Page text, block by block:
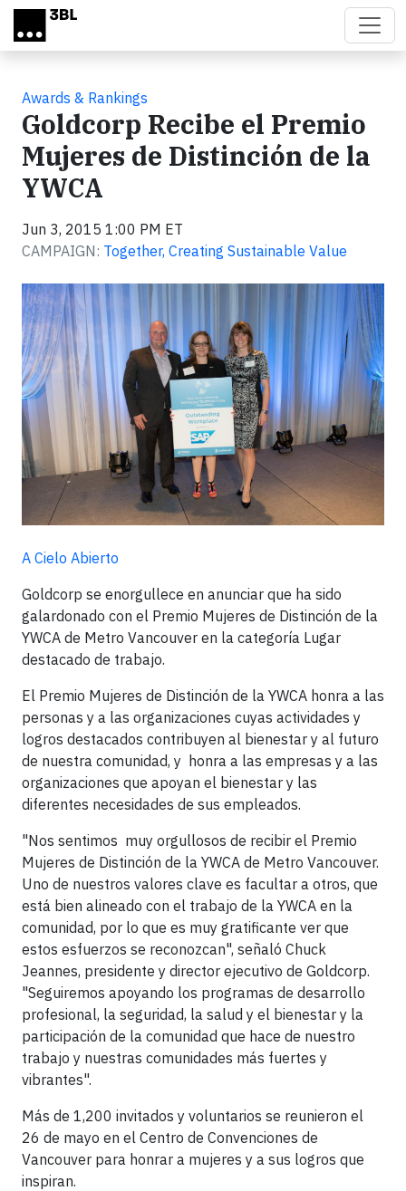
Skip to main content
Awards & Rankings
Goldcorp Recibe el Premio
Mujeres de Distinción de la
YWCA
Jun 3, 2015 1:00 PM ET
CAMPAIGN: Together, Creating Sustainable Value
A Cielo Abierto
Goldcorp se enorgullece en anunciar que ha sido
galardonado con el Premio Mujeres de Distinción de la
YWCA de Metro Vancouver en la categoría Lugar
destacado de trabajo.
El Premio Mujeres de Distinción de la YWCA honra a las
personas y a las organizaciones cuyas actividades y
logros destacados contribuyen al bienestar y al futuro
de nuestra comunidad, y honra a las empresas y a las
organizaciones que apoyan el bienestar y las
diferentes necesidades de sus empleados.
"Nos sentimos muy orgullosos de recibir el Premio
Mujeres de Distinción de la YWCA de Metro Vancouver.
Uno de nuestros valores clave es facultar a otros, que
está bien alineado con el trabajo de la YWCA en la
comunidad, por lo que es muy gratificante ver que
estos esfuerzos se reconozcan", señaló Chuck
Jeannes, presidente y director ejecutivo de Goldcorp.
"Seguiremos apoyando los programas de desarrollo
profesional, la seguridad, la salud y el bienestar y la
participación de la comunidad que hace de nuestro
trabajo y nuestras comunidades más fuertes y
vibrantes".
Más de 1,200 invitados y voluntarios se reunieron el
26 de mayo en el Centro de Convenciones de
Vancouver para honrar a mujeres y a sus logros que
inspiran.